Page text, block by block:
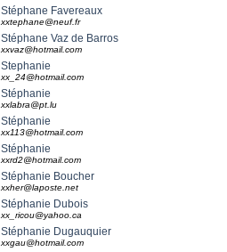
Stéphane Favereaux
xxtephane@neuf.fr
Stéphane Vaz de Barros
xxvaz@hotmail.com
Stephanie
xx_24@hotmail.com
Stéphanie
xxlabra@pt.lu
Stéphanie
xx113@hotmail.com
Stéphanie
xxrd2@hotmail.com
Stéphanie Boucher
xxher@laposte.net
Stéphanie Dubois
xx_ricou@yahoo.ca
Stéphanie Dugauquier
xxgau@hotmail.com